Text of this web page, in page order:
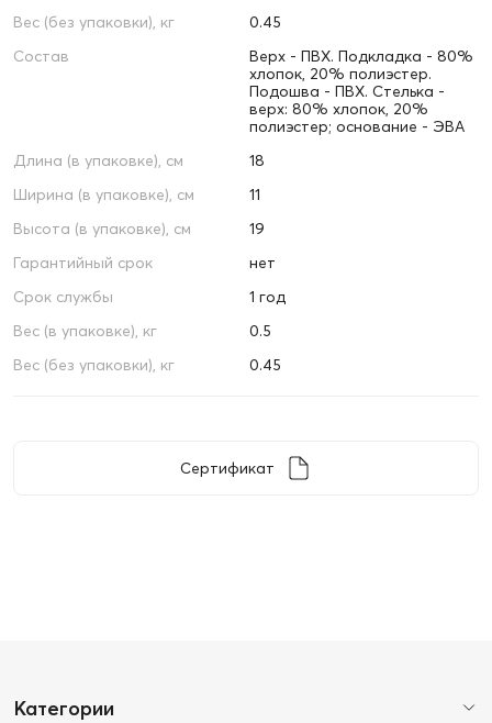
Вес (без упаковки), кг
0.45
Состав
Верх - ПВХ. Подкладка - 80%
хлопок, 20% полиэстер.
Подошва - ПВХ. Стелька -
верх: 80% хлопок, 20%
полиэстер; основание - ЭВА
Длина (в упаковке), см
18
Ширина (в упаковке), см
11
Высота (в упаковке), см
19
Гарантийный срок
нет
Срок службы
1 год
Вес (в упаковке), кг
0.5
Вес (без упаковки), кг
0.45
Сертификат
Категории